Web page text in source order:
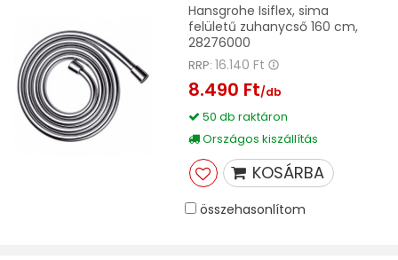
Hansgrohe Isiflex, sima
felületű zuhanycső 160 cm,
28276000
RRP: 16.140 Ft
8.490 Ft/db
50 db raktáron
Országos kiszállítás
KOSÁRBA
összehasonlítom